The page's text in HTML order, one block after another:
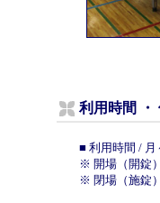
利用時間
■ 利用時間 / 月
※ 開場（開錠
※ 閉場（施錠